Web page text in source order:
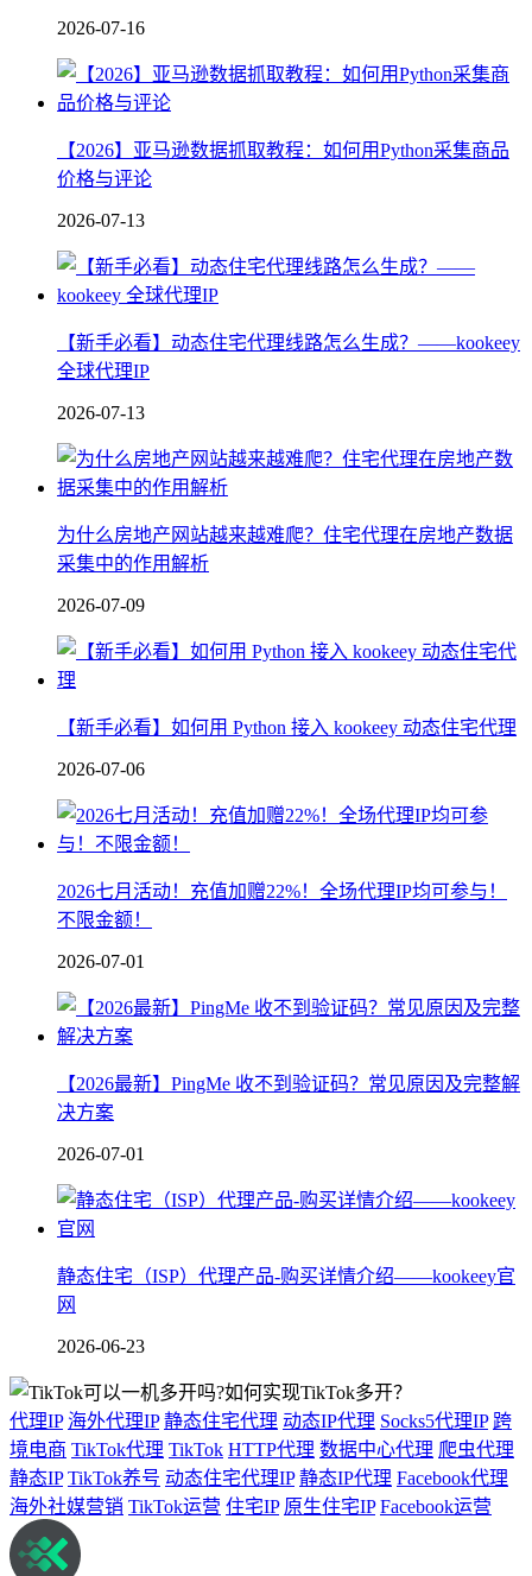
2026-07-16
【2026】亚马逊数据抓取教程：如何用Python采集商品
价格与评论
2026-07-13
【新手必看】动态住宅代理线路怎么生成？——kookeey
全球代理IP
2026-07-13
为什么房地产网站越来越难爬？住宅代理在房地产数据
采集中的作用解析
2026-07-09
【新手必看】如何用 Python 接入 kookeey 动态住宅代理
2026-07-06
2026七月活动！充值加赠22%！全场代理IP均可参与！
不限金额！
2026-07-01
【2026最新】PingMe 收不到验证码？常见原因及完整解
决方案
2026-07-01
静态住宅（ISP）代理产品-购买详情介绍——kookeey官
网
2026-06-23
代理IP 海外代理IP 静态住宅代理 动态IP代理 Socks5代理IP 跨
境电商 TikTok代理 TikTok HTTP代理 数据中心代理 爬虫代理
静态IP TikTok养号 动态住宅代理IP 静态IP代理 Facebook代理
海外社媒营销 TikTok运营 住宅IP 原生住宅IP Facebook运营